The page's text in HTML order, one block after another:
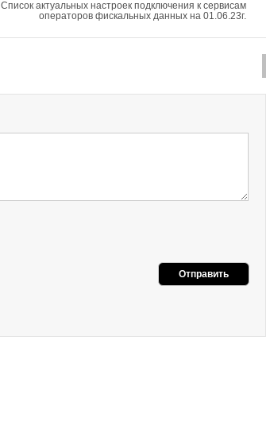
Список актуальных настроек подключения к сервисам
операторов фискальных данных на 01.06.23г.